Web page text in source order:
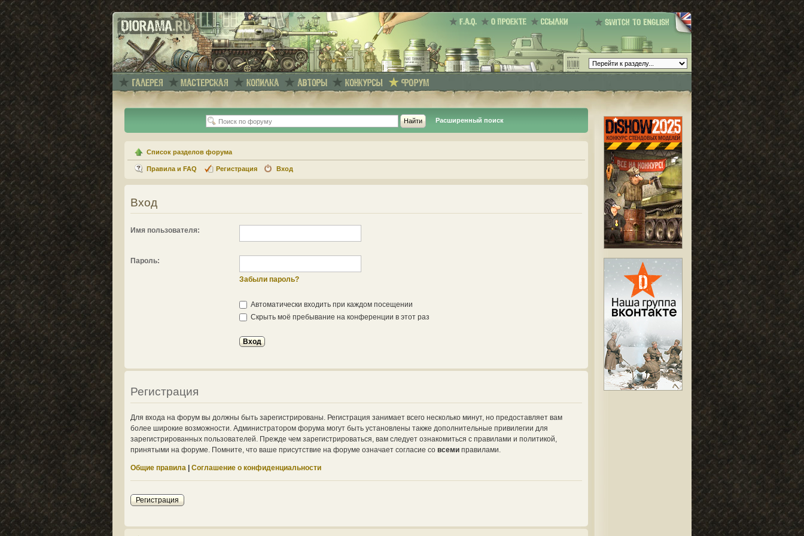
Расширенный поиск
Список разделов форума
Правила и FAQ Регистрация Вход
Вход
Имя пользователя:
Пароль:
Забыли пароль?
Автоматически входить при каждом посещении
Скрыть моё пребывание на конференции в этот раз
Регистрация
Для входа на форум вы должны быть зарегистрированы. Регистрация занимает всего несколько минут, но предоставляет вам
более широкие возможности. Администратором форума могут быть установлены также дополнительные привилегии для
зарегистрированных пользователей. Прежде чем зарегистрироваться, вам следует ознакомиться с правилами и политикой,
принятыми на форуме. Помните, что ваше присутствие на форуме означает согласие со всеми правилами.
Общие правила | Соглашение о конфиденциальности
Регистрация